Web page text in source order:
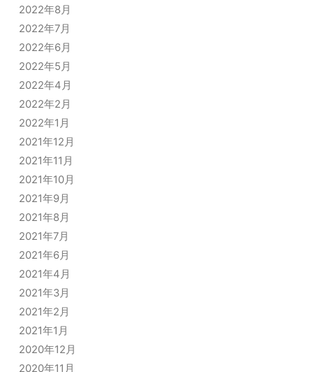
2022年8月
2022年7月
2022年6月
2022年5月
2022年4月
2022年2月
2022年1月
2021年12月
2021年11月
2021年10月
2021年9月
2021年8月
2021年7月
2021年6月
2021年4月
2021年3月
2021年2月
2021年1月
2020年12月
2020年11月